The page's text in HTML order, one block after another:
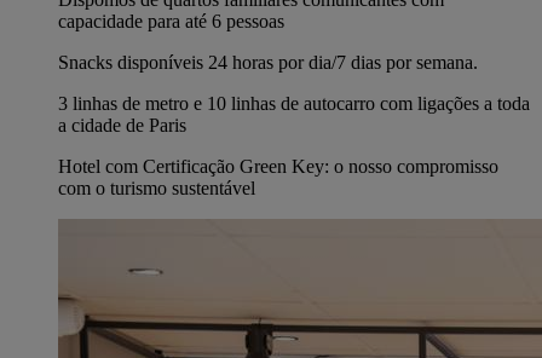
capacidade para até 6 pessoas
Snacks disponíveis 24 horas por dia/7 dias por semana.
3 linhas de metro e 10 linhas de autocarro com ligações a toda
a cidade de Paris
Hotel com Certificação Green Key: o nosso compromisso
com o turismo sustentável